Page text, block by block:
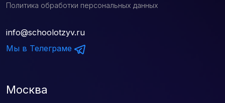
Политика обработки персональных данных
info@schoolotzyv.ru
Мы в Телеграме
Москва